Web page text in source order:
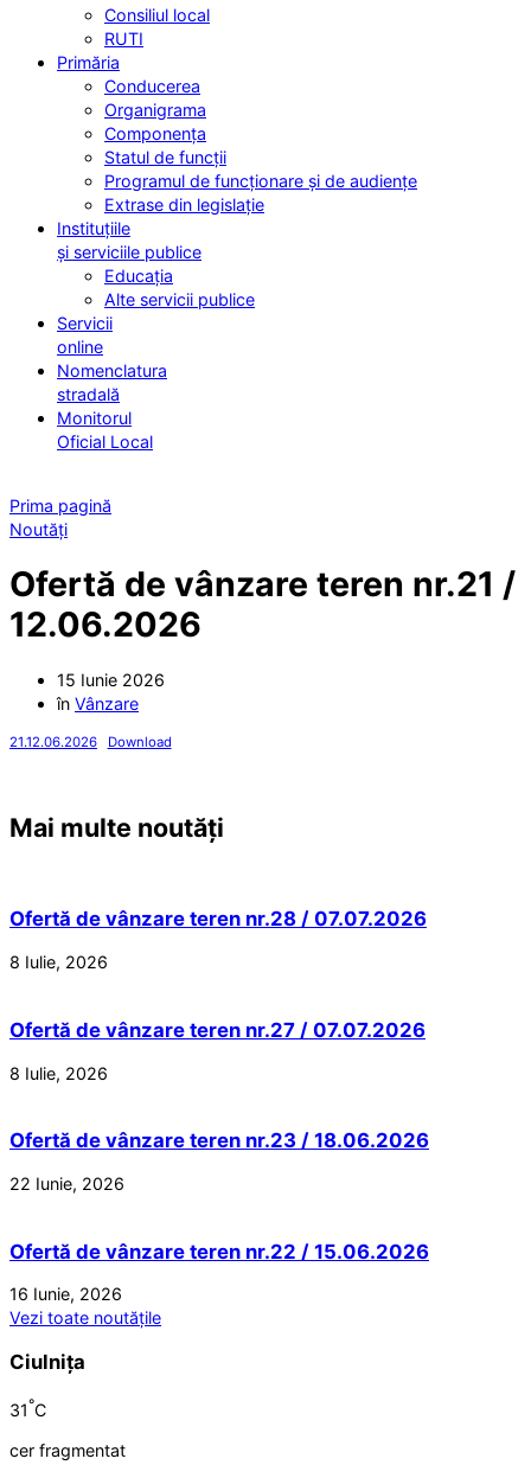
Consiliul local
RUTI
Primăria
Conducerea
Organigrama
Componența
Statul de funcții
Programul de funcționare și de audiențe
Extrase din legislație
Instituțiile
și serviciile publice
Educația
Alte servicii publice
Servicii
online
Nomenclatura
stradală
Monitorul
Oficial Local
Prima pagină
Noutăți
Ofertă de vânzare teren nr.21 /
12.06.2026
15 Iunie 2026
în Vânzare
21.12.06.2026 Download
Mai multe noutăți
Ofertă de vânzare teren nr.28 / 07.07.2026
8 Iulie, 2026
Ofertă de vânzare teren nr.27 / 07.07.2026
8 Iulie, 2026
Ofertă de vânzare teren nr.23 / 18.06.2026
22 Iunie, 2026
Ofertă de vânzare teren nr.22 / 15.06.2026
16 Iunie, 2026
Vezi toate noutățile
Ciulnița
31°C
cer fragmentat